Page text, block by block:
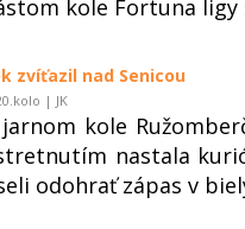
kole Fortuna
zvíťazil nad Senicou
| JK
kole
nastala
odohrať zápas v